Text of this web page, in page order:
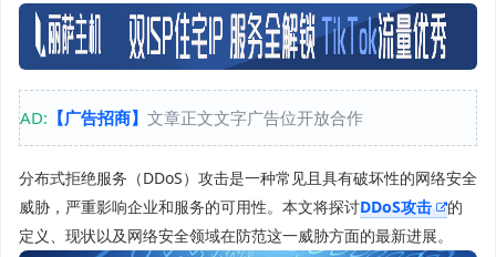
AD: 【广告招商】 文章正文文字广告位开放合作
分布式拒绝服务（DDoS）攻击是一种常见且具有破坏性的网络安全
威胁，严重影响企业和服务的可用性。本文将探讨DDoS攻击
的
定义、现状以及网络安全领域在防范这一威胁方面的最新进展。